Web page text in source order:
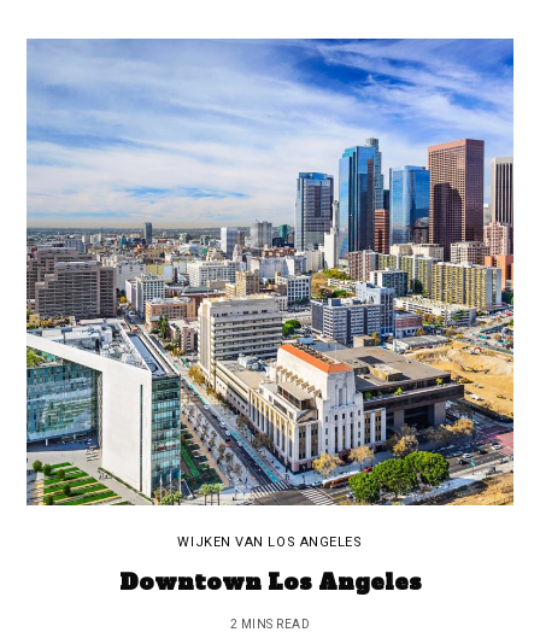
WIJKEN VAN LOS ANGELES
Downtown Los Angeles
2 MINS READ